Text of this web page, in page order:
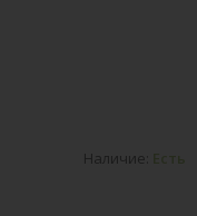
Наличие: Есть